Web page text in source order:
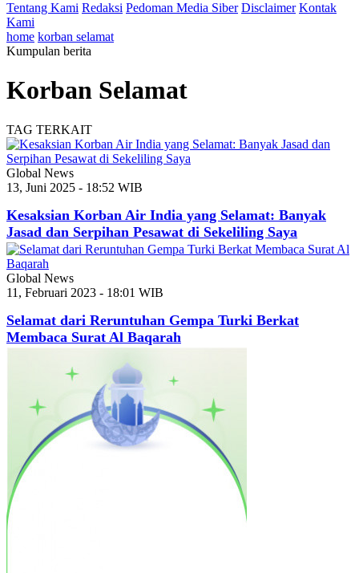
Tentang Kami Redaksi Pedoman Media Siber Disclaimer Kontak
Kami
home korban selamat
Kumpulan berita
Korban Selamat
TAG TERKAIT
Global News
13, Juni 2025 - 18:52 WIB
Kesaksian Korban Air India yang Selamat: Banyak
Jasad dan Serpihan Pesawat di Sekeliling Saya
Global News
11, Februari 2023 - 18:01 WIB
Selamat dari Reruntuhan Gempa Turki Berkat
Membaca Surat Al Baqarah